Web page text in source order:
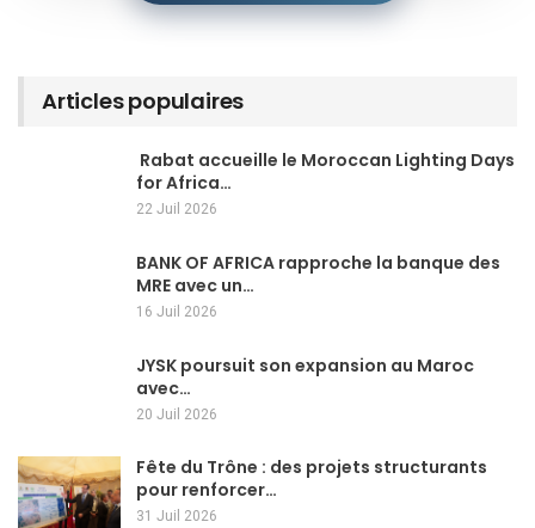
Articles populaires
Rabat accueille le Moroccan Lighting Days
for Africa…
22 Juil 2026
BANK OF AFRICA rapproche la banque des
MRE avec un…
16 Juil 2026
JYSK poursuit son expansion au Maroc
avec…
20 Juil 2026
Fête du Trône : des projets structurants
pour renforcer…
31 Juil 2026